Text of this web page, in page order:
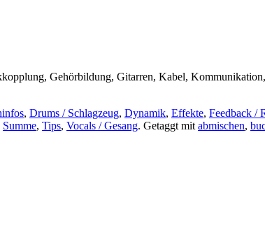
Gehörbildung, Gitarren, Kabel,
, Drums / Schlagzeug, Dynamik, Effekte, Feedback /
Summe, Tips, Vocals / Gesang. Getaggt mit abmischen,